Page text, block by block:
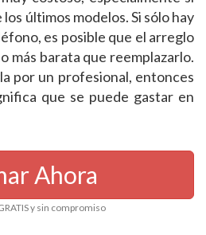
últimos modelos. Si sólo hay
es posible que el arreglo
más barata que reemplazarlo.
por un profesional, entonces
que se puede gastar en
Ahora
y sin compromiso